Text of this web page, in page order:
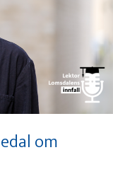
om